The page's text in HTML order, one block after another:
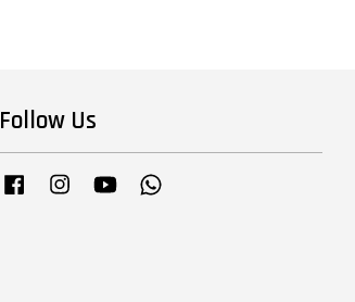
Follow Us
Facebook InstagramYouTube